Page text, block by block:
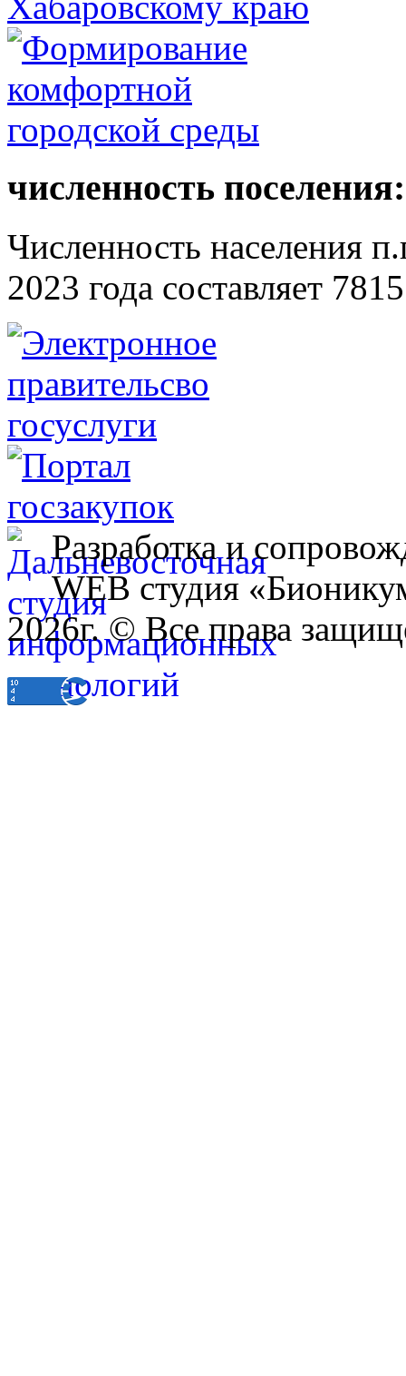
численность поселения:
Численность населения
2023 года составляет
Разработка и
WEB студия
2026г. © Все права